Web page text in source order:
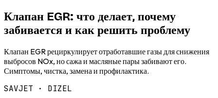
Клапан EGR: что делает, почему
забивается и как решить проблему
Клапан EGR рециркулирует отработавшие газы для снижения
выбросов NOx, но сажа и масляные пары забивают его.
Симптомы, чистка, замена и профилактика.
SAVJET · DIZEL